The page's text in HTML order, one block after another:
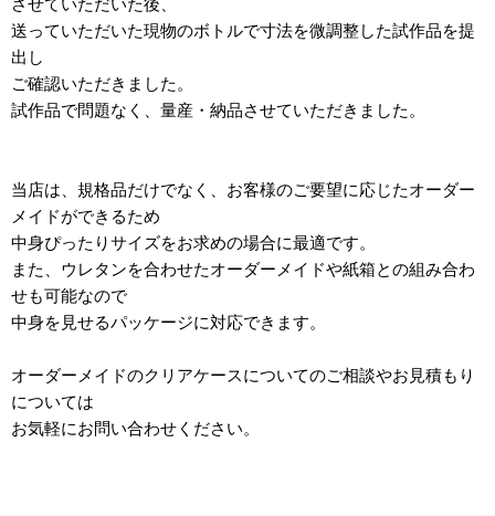
送っていただいた現物のボトルで寸法を微調整した試作品を提
出し
ご確認いただきました。
試作品で問題なく、量産・納品させていただきました。
当店は、規格品だけでなく、お客様のご要望に応じたオーダー
メイドができるため
中身ぴったりサイズをお求めの場合に最適です。
また、ウレタンを合わせたオーダーメイドや紙箱との組み合わ
せも可能なので
中身を見せるパッケージに対応できます。
オーダーメイドのクリアケースについてのご相談やお見積もり
については
お気軽にお問い合わせください。